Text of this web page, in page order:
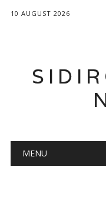
10 AUGUST 2026
Main menu
MENU